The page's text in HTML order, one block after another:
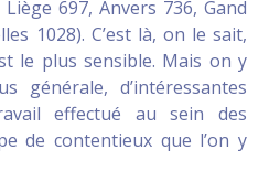
697, Anvers 736, Gand
1028). C’est là, on le sait,
le plus sensible. Mais on y
générale, d’intéressantes
effectué au sein des
de contentieux que l’on y